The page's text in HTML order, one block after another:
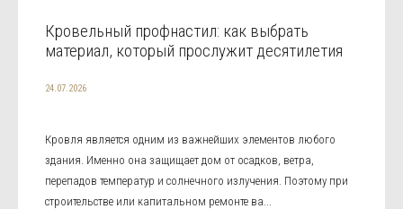
Кровельный профнастил: как выбрать
материал, который прослужит десятилетия
24.07.2026
Кровля является одним из важнейших элементов любого
здания. Именно она защищает дом от осадков, ветра,
перепадов температур и солнечного излучения. Поэтому при
строительстве или капитальном ремонте ва...